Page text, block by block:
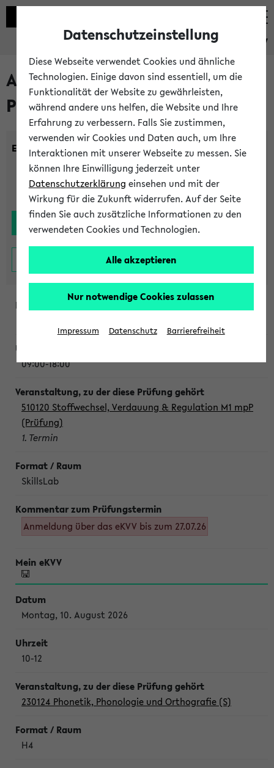
eKVV
Alle noch stattfindenden
Prüfungen
Einrichtung:
09:00-18:00
510120 Stoffwechsel, Verdauung & Regulation M1 mpP
(Prüfung)
1. Termin
SkillsLab
Anmeldung über das eKVV bis zum 27.07.26
Montag, 10. August 2026
10-12
230124 Phonetik, Phonologie und Orthografie (S)
H4
Datenschutzeinstellung
Diese Webseite verwendet Cookies und ähnliche
Technologien. Einige davon sind essentiell, um die
Funktionalität der Website zu gewährleisten,
während andere uns helfen, die Website und Ihre
Erfahrung zu verbessern. Falls Sie zustimmen,
verwenden wir Cookies und Daten auch, um Ihre
Interaktionen mit unserer Webseite zu messen. Sie
können Ihre Einwilligung jederzeit unter
Datenschutzerklärung einsehen und mit der
Wirkung für die Zukunft widerrufen. Auf der Seite
finden Sie auch zusätzliche Informationen zu den
verwendeten Cookies und Technologien.
Alle akzeptieren
Nur notwendige Cookies zulassen
Impressum Datenschutz Barrierefreiheit